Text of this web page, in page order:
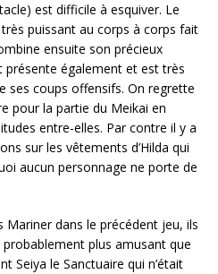
est difficile à esquiver. Le
très puissant au corps à corps fait
ensuite son précieux
présente également et est très
ses coups offensifs. On regrette
pour la partie du Meikai en
entre-elles. Par contre il y a
sur les vêtements d’Hilda qui
aucun personnage ne porte de
Mariner dans le précédent jeu, ils
plus amusant que
Seiya le Sanctuaire qui n’était